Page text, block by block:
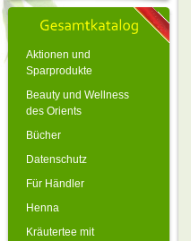
Aktionen und
Sparprodukte
Beauty und Wellness
des Orients
Bücher
Datenschutz
Für Händler
Henna
Kräutertee mit